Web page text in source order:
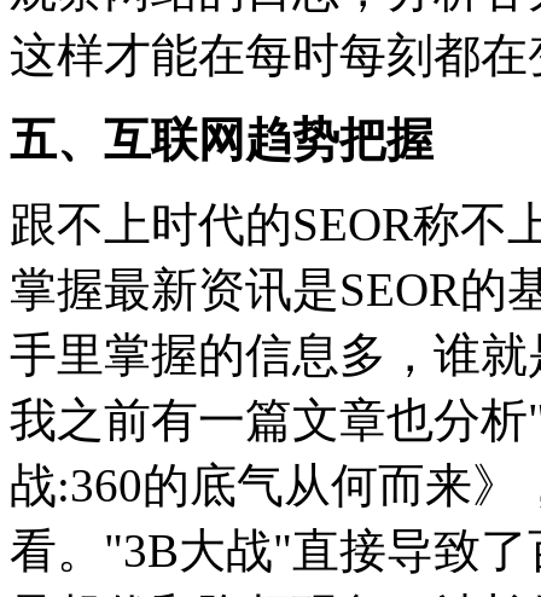
这样才能在每时每刻都
五、互联网趋势把握
跟不上时代的SEOR称不
掌握最新资讯是SEOR的
手里掌握的信息多，谁
我之前有一篇文章也分
战:360的底气从何而来
看。"3B大战"直接导致